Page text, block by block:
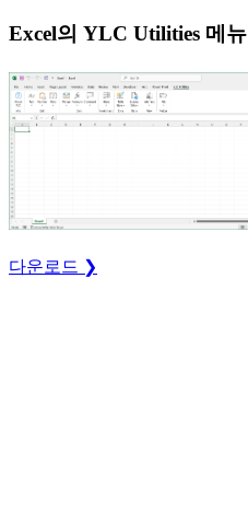
Excel의 YLC Utilities 메뉴
다운로드 ❯